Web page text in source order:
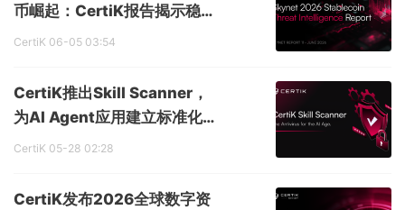
币崛起：CertiK报告揭示稳定
币安全与合规双重挑战
CertiK 06-05 03:54
CertiK推出Skill Scanner，
为AI Agent应用建立标准化安
全审查层
CertiK 05-28 02:28
CertiK发布2026全球数字资